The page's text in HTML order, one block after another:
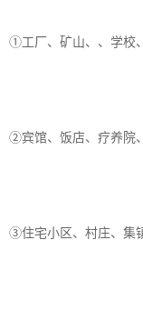
①工厂、矿山、、学校
②宾馆、饭店、疗养院
③住宅小区、村庄、集